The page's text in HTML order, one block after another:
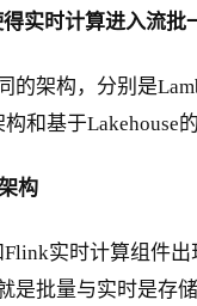
实时计算进入流批
的架构，分别是
和基于Lakehouse
构
实时计算组件
是批量与实时是存